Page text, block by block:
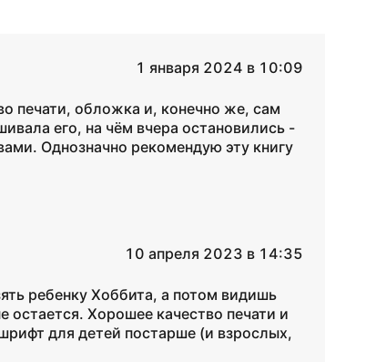
1 января 2024 в 10:09
печати, обложка и, конечно же, сам
его, на чём вчера остановились -
Однозначно рекомендую эту книгу
10 апреля 2023 в 14:35
ребенку Хоббита, а потом видишь
Хорошее качество печати и
для детей постарше (и взрослых,